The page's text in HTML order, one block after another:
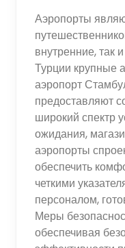
Аэропорты
внутренние, так
Турции крупные
аэропорт
предоставляют
широкий спектр
ожидания,
аэропорты
обеспечить
четкими
персоналом,
Меры
обеспечивая